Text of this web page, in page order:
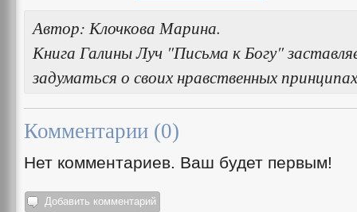
Автор: Клочкова Марина.
Книга Галины Луч "Письма к Богу"
задуматься о своих нравственных
Комментарии (0)
Нет комментариев. Ваш будет первым!
Добавить комментарий